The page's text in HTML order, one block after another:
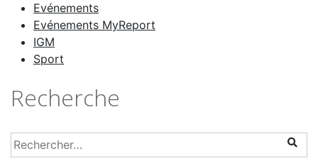
Evénements
Evénements MyReport
IGM
Sport
Recherche